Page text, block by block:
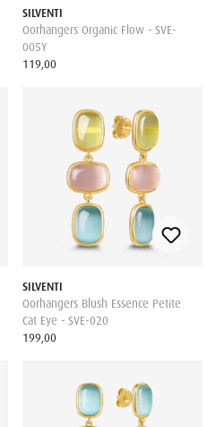
SILVENTI
Oorhangers Organic Flow - SVE-
005Y
119,00
SILVENTI
Oorhangers Blush Essence Petite
Cat Eye - SVE-020
199,00